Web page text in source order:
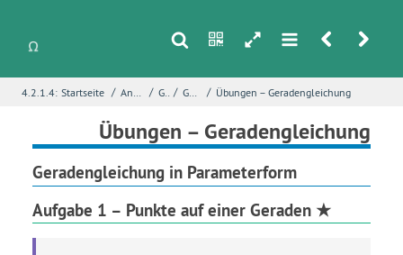
s n h m r u
4.2.1.4: Startseite / Analytische Geometrie / Geraden / Geradengleichung / Übungen – Geradengleichung
Übungen – Geradengleichung
Geradengleichung in Parameterform
Aufgabe 1 – Punkte auf einer Geraden ★
Name*